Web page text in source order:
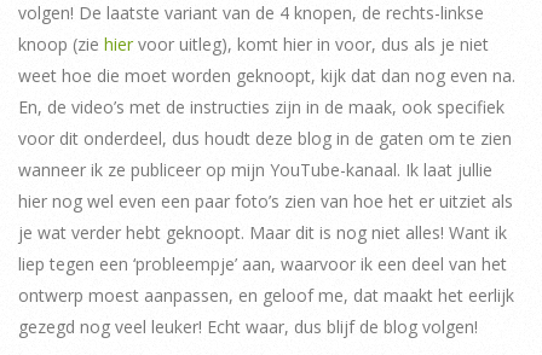
volgen! De laatste variant van de 4 knopen, de rechts-linkse
knoop (zie hier voor uitleg), komt hier in voor, dus als je niet
weet hoe die moet worden geknoopt, kijk dat dan nog even na.
En, de video’s met de instructies zijn in de maak, ook specifiek
voor dit onderdeel, dus houdt deze blog in de gaten om te zien
wanneer ik ze publiceer op mijn YouTube-kanaal. Ik laat jullie
hier nog wel even een paar foto’s zien van hoe het er uitziet als
je wat verder hebt geknoopt. Maar dit is nog niet alles! Want ik
liep tegen een ‘probleempje’ aan, waarvoor ik een deel van het
ontwerp moest aanpassen, en geloof me, dat maakt het eerlijk
gezegd nog veel leuker! Echt waar, dus blijf de blog volgen!